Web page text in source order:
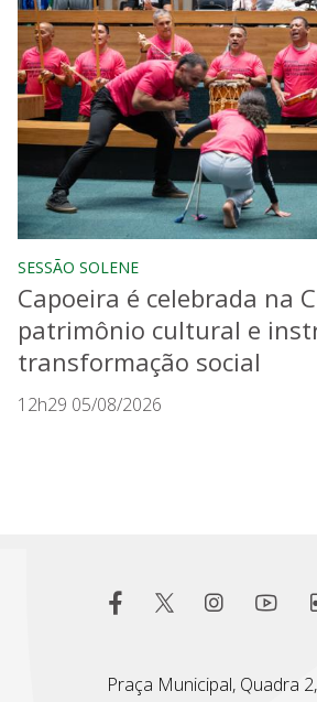
SESSÃO SOLENE
Capoeira é celebrada na
patrimônio cultural e
transformação social
12h29 05/08/2026
Praça Municipal, Quadra